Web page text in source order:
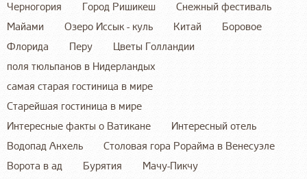
Черногория
Город Ришикеш
Снежный фестиваль
Майами
Озеро Иссык - куль Китай
Боровое
Флорида
Перу
Цветы Голландии
поля тюльпанов в Нидерландых
самая старая гостиница в мире
Старейшая гостиница в мире
Интересные факты о Ватикане
Интересный отель
Водопад Анхель
Столовая гора Рорайма в Венесуэле
Ворота в ад
Бурятия
Мачу-Пикчу